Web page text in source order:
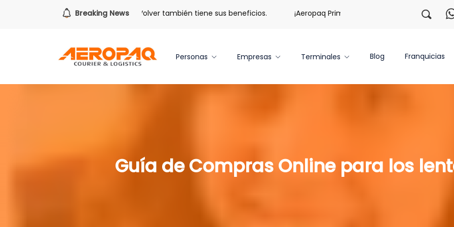
Breaking News
Para todo lo que viene. Volver también tiene sus beneficios. ¡Aeropaq Prime TE DA MÁS! ¡Regístrate
Personas Empresas Terminales Blog Franquicias
Guía de Compras Online para los